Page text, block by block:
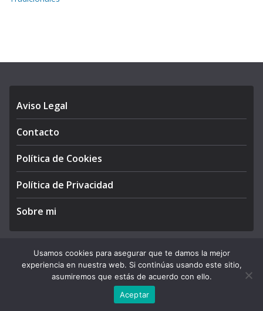
Aviso Legal
Contacto
Política de Cookies
Política de Privacidad
Sobre mi
Copyright © 2026APEGA Perú. All rights reserved.
by ThemeGrill. Powered by
Usamos cookies para asegurar que te damos la mejor
experiencia en nuestra web. Si continúas usando este sitio,
asumiremos que estás de acuerdo con ello.
Aceptar